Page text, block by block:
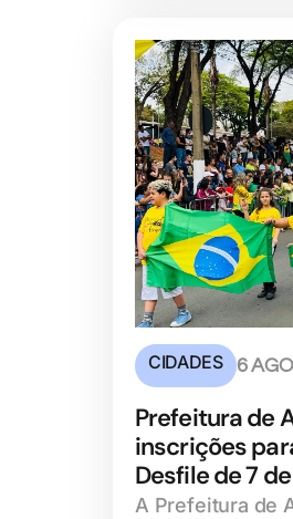
CIDADES 6
Prefeitura de
inscrições
Desfile de 7
A Prefeitura de